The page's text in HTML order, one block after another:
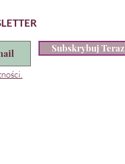
Subskrybuj Teraz